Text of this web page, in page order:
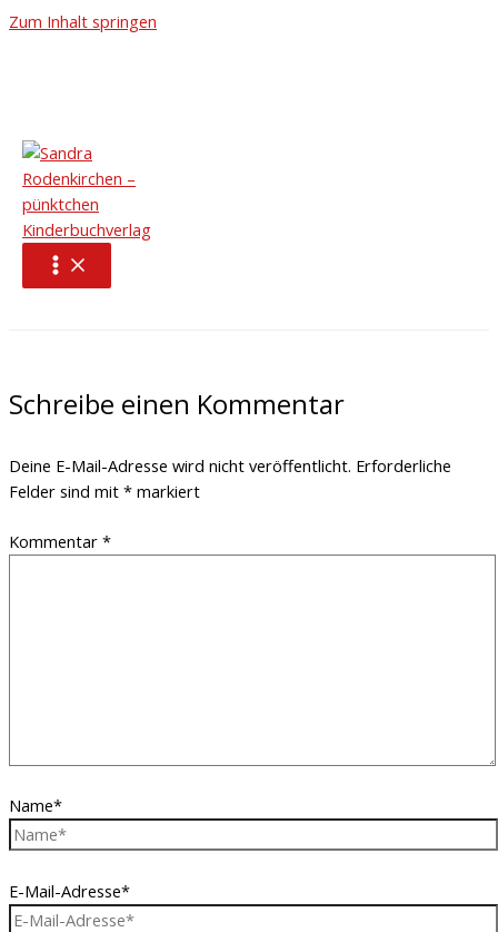
Zum Inhalt springen
20250127_125052
Schreibe einen Kommentar
3 Februar, 2025
←Vorheriger Medien
Schreibe einen Kommentar
Deine E-Mail-Adresse wird nicht veröffentlicht. Erforderliche
Felder sind mit * markiert
Kommentar *
Name*
E-Mail-Adresse*